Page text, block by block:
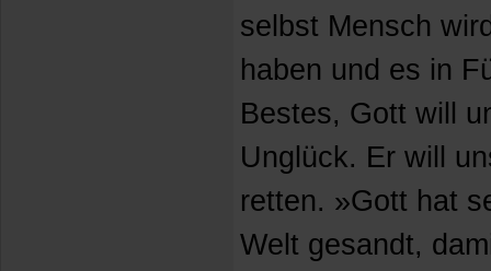
selbst Mensch
haben und es in
Bestes, Gott will
Unglück. Er will
retten. »Gott hat
Welt gesandt,